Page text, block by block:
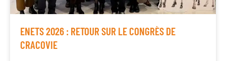
ENETS 2026 : RETOUR SUR LE CONGRÈS DE
CRACOVIE